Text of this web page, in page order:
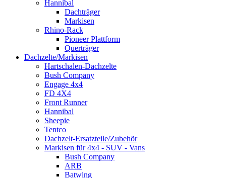
Hannibal
Dachträger
Markisen
Rhino-Rack
Pioneer Plattform
Querträger
Dachzelte/Markisen
Hartschalen-Dachzelte
Bush Company
Engage 4x4
FD 4X4
Front Runner
Hannibal
Sheepie
Tentco
Dachzelt-Ersatzteile/Zubehör
Markisen für 4x4 - SUV - Vans
Bush Company
ARB
Batwing